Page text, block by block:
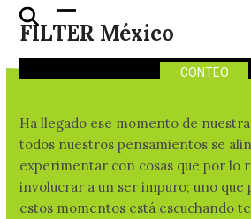
Skip
FILTER México
Open
mobile
Close
mobile
CONTEO
Halloween por
Ha llegado ese momento de
todos nuestros pensamientos se
experimentar con cosas que por lo
involucrar a un ser impuro; uno
estos momentos está escuchando